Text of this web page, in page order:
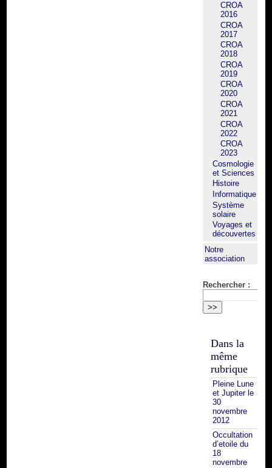
CROA
2016
CROA
2017
CROA
2018
CROA
2019
CROA
2020
CROA
2021
CROA
2022
CROA
2023
Cosmologie
et Sciences
Histoire
Informatique
Système
solaire
Voyages et
découvertes
Notre
association
Rechercher :
Dans la
même
rubrique
Pleine Lune
et Jupiter le
30
novembre
2012
Occultation
d’etoile du
18
novembre